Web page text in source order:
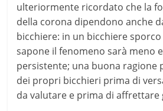
ulteriormente ricordato che la
della corona dipendono anche
bicchiere: in un bicchiere
sapone il fenomeno sarà meno
persistente; una buona ragione
dei propri bicchieri prima di
da valutare e prima di affrettare